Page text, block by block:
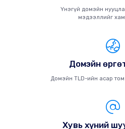
Үнэгүй домэйн
мэдээллийг
Домэйн
Домэйн TLD-ийн асар том
Хувь хүний